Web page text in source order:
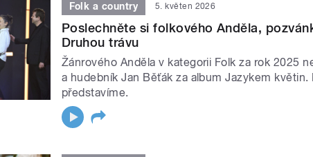
Folk a country 5. květen 2026
Poslechněte si folkového Anděla,
Druhou trávu
Žánrového Anděla v kategorii Folk za rok 2025
a hudebník Jan Běťák za album Jazykem květin.
představíme.